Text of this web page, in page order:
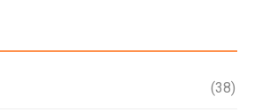
(38)